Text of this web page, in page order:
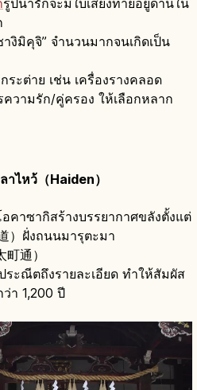
รูปน่ารักจะมีใบเสี่ยงทายอยู่ด้านใน
งิมิคุจิ” จำนวนมากจนเกิดเป็น
ระต่าย เช่น เครื่องรางคลอด
วามรัก/คู่ครอง ให้เลือกหลาก
ไหว้（Haiden）
คาซากิสร้างบรรยากาศขลังตั้งแต่
）ฝั่งถนนมารุตะมา
通）
ระณีตถึงรายละเอียด ทำให้สัมผัส
า 1,200 ปี